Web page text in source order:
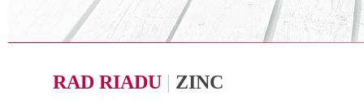
RAD RIADU | ZINC